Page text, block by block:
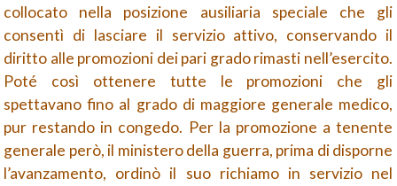
collocato nella posizione ausiliaria speciale che gli
consentì di lasciare il servizio attivo, conservando il
diritto alle promozioni dei pari grado rimasti nell’esercito.
Poté così ottenere tutte le promozioni che gli
spettavano fino al grado di maggiore generale medico,
pur restando in congedo. Per la promozione a tenente
generale però, il ministero della guerra, prima di disporne
l’avanzamento, ordinò il suo richiamo in servizio nel